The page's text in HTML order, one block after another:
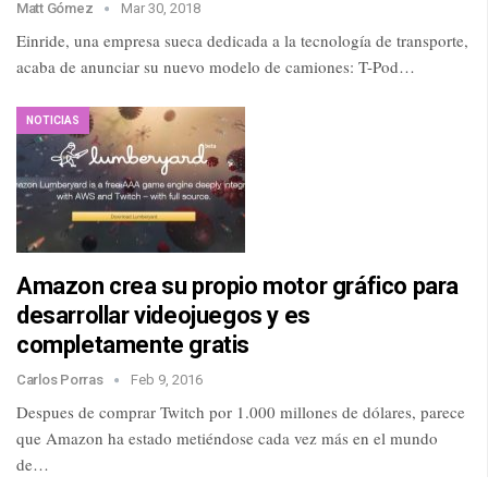
Matt Gómez Mar 30, 2018
Einride, una empresa sueca dedicada a la tecnología de transporte,
acaba de anunciar su nuevo modelo de camiones: T-Pod…
NOTICIAS
Amazon crea su propio motor gráfico para
desarrollar videojuegos y es
completamente gratis
Carlos Porras Feb 9, 2016
Despues de comprar Twitch por 1.000 millones de dólares, parece
que Amazon ha estado metiéndose cada vez más en el mundo
de…